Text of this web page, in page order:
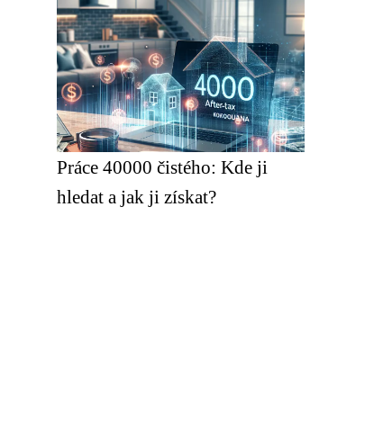
Práce 40000 čistého: Kde ji
hledat a jak ji získat?